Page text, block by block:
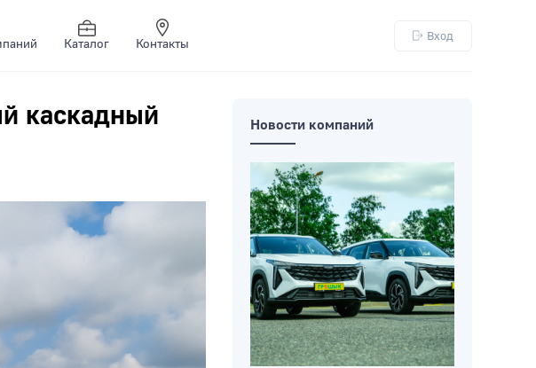
Каталог Контакты
Вход
каскадный
Новости компаний